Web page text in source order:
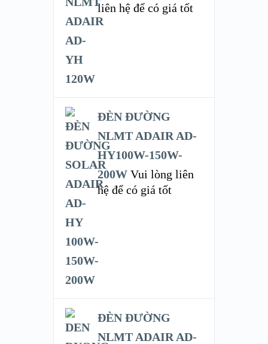
liên hệ để có giá tốt
ĐÈN ĐƯỜNG
NLMT ADAIR AD-
HY100W-150W-
200W Vui lòng liên
hệ để có giá tốt
ĐÈN ĐƯỜNG
NLMT ADAIR AD-